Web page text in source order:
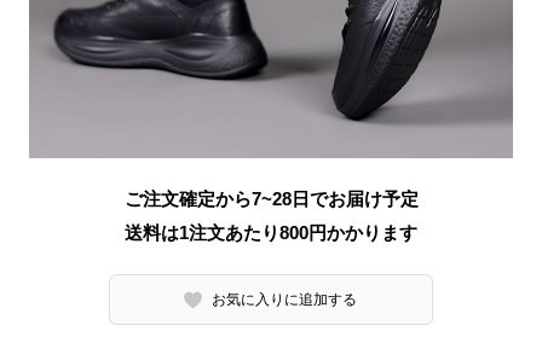
ご注文確定から7~28日でお届け予定
送料は1注文あたり800円かかります
お気に入りに追加する